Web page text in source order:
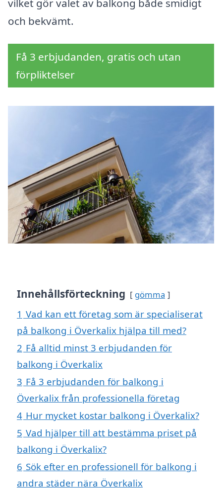
vilket gör valet av balkong både smidigt
och bekvämt.
Få 3 erbjudanden, gratis och utan
förpliktelser
Innehållsförteckning gömma
1 Vad kan ett företag som är specialiserat
på balkong i Överkalix hjälpa till med?
2 Få alltid minst 3 erbjudanden för
balkong i Överkalix
3 Få 3 erbjudanden för balkong i
Överkalix från professionella företag
4 Hur mycket kostar balkong i Överkalix?
5 Vad hjälper till att bestämma priset på
balkong i Överkalix?
6 Sök efter en professionell för balkong i
andra städer nära Överkalix